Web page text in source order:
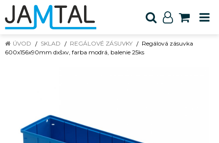
ÚVOD SKLAD REGÁLOVÉ ZÁSUVKY
Regálová zásuvka
600x156x90mm dxšxv, farba modrá, balenie 25ks